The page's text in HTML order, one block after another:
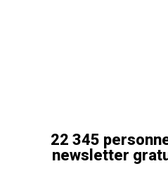
22 345
newsletter